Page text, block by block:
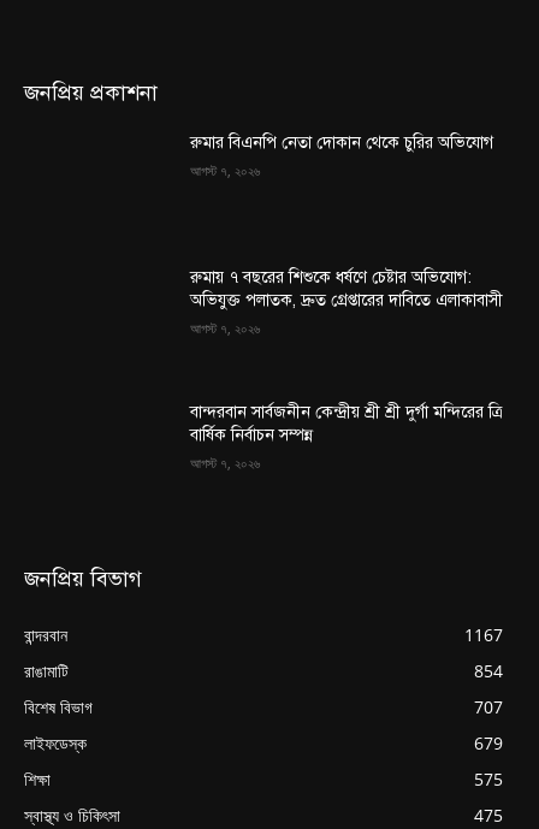
জনপ্রিয় প্রকাশনা
রুমার বিএনপি নেতা দোকান থেকে চুরির অভিযোগ
আগস্ট ৭, ২০২৬
রুমায় ৭ বছরের শিশুকে ধর্ষণে চেষ্টার অভিযোগ:
অভিযুক্ত পলাতক, দ্রুত গ্রেপ্তারের দাবিতে এলাকাবাসী
আগস্ট ৭, ২০২৬
বান্দরবান সার্বজনীন কেন্দ্রীয় শ্রী শ্রী দুর্গা মন্দিরের ত্রি
বার্ষিক নির্বাচন সম্পন্ন
আগস্ট ৭, ২০২৬
জনপ্রিয় বিভাগ
বান্দরবান
1167
রাঙামাটি
854
বিশেষ বিভাগ
707
লাইফডেস্ক
679
শিক্ষা
575
স্বাস্থ্য ও চিকিৎসা
475